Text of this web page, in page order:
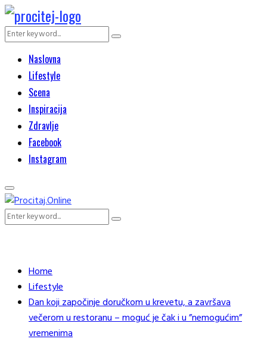
Search
Search
Naslovna
Lifestyle
Scena
Inspiracija
Zdravlje
Facebook
Instagram
Primary
Menu
Search
Search
Home
Lifestyle
Dan koji započinje doručkom u krevetu, a završava
večerom u restoranu – moguć je čak i u ”nemogućim”
vremenima